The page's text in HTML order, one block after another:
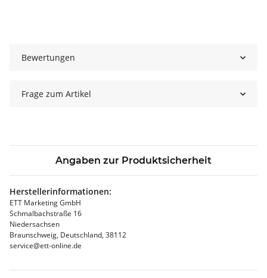
Bewertungen
Frage zum Artikel
Angaben zur Produktsicherheit
Herstellerinformationen:
ETT Marketing GmbH
Schmalbachstraße 16
Niedersachsen
Braunschweig, Deutschland, 38112
service@ett-online.de